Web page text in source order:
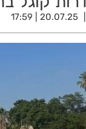
20.07.25 | 17:59